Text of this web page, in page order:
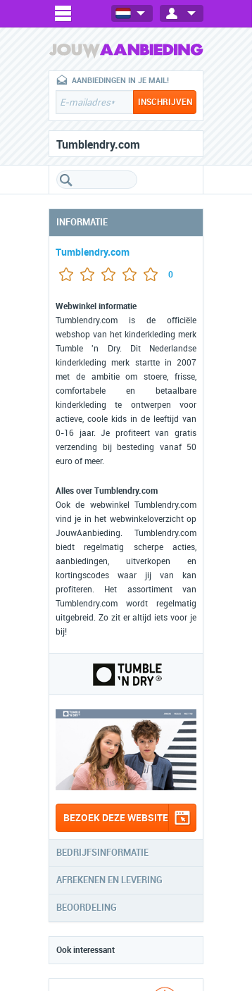
AANBIEDINGEN IN JE MAIL!
Tumblendry.com
INFORMATIE
Tumblendry.com
0
Webwinkel informatie
Tumblendry.com is de officiële
webshop van het kinderkleding merk
Tumble 'n Dry. Dit Nederlandse
kinderkleding merk startte in 2007
met de ambitie om stoere, frisse,
comfortabele en betaalbare
kinderkleding te ontwerpen voor
actieve, coole kids in de leeftijd van
0-16 jaar. Je profiteert van gratis
verzending bij besteding vanaf 50
euro of meer.
Alles over Tumblendry.com
Ook de webwinkel Tumblendry.com
vind je in het webwinkeloverzicht op
JouwAanbieding. Tumblendry.com
biedt regelmatig scherpe acties,
aanbiedingen, uitverkopen en
kortingscodes waar jij van kan
profiteren. Het assortiment van
Tumblendry.com wordt regelmatig
uitgebreid. Zo zit er altijd iets voor je
bij!
BEZOEK DEZE WEBSITE
BEDRIJFSINFORMATIE
AFREKENEN EN LEVERING
BEOORDELING
Ook interessant